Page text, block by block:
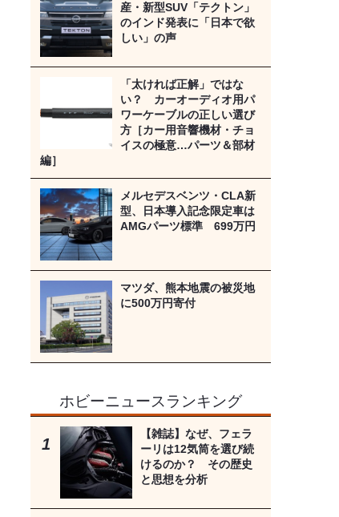
産・新型SUV「テクトン」
のインド発表に「日本で欲
しい」の声
「太ければ正解」ではな
い？ カーオーディオ用パ
ワーケーブルの正しい選び
方［カー用音響機材・チョ
イスの極意…パーツ＆部材
編］
メルセデスベンツ・CLA新
型、日本導入記念限定車は
AMGパーツ標準 699万円
マツダ、熊本地震の被災地
に500万円寄付
ホビーニュースランキング
【雑誌】なぜ、フェラ
ーリは12気筒を選び続
けるのか？ その歴史
と思想を分析